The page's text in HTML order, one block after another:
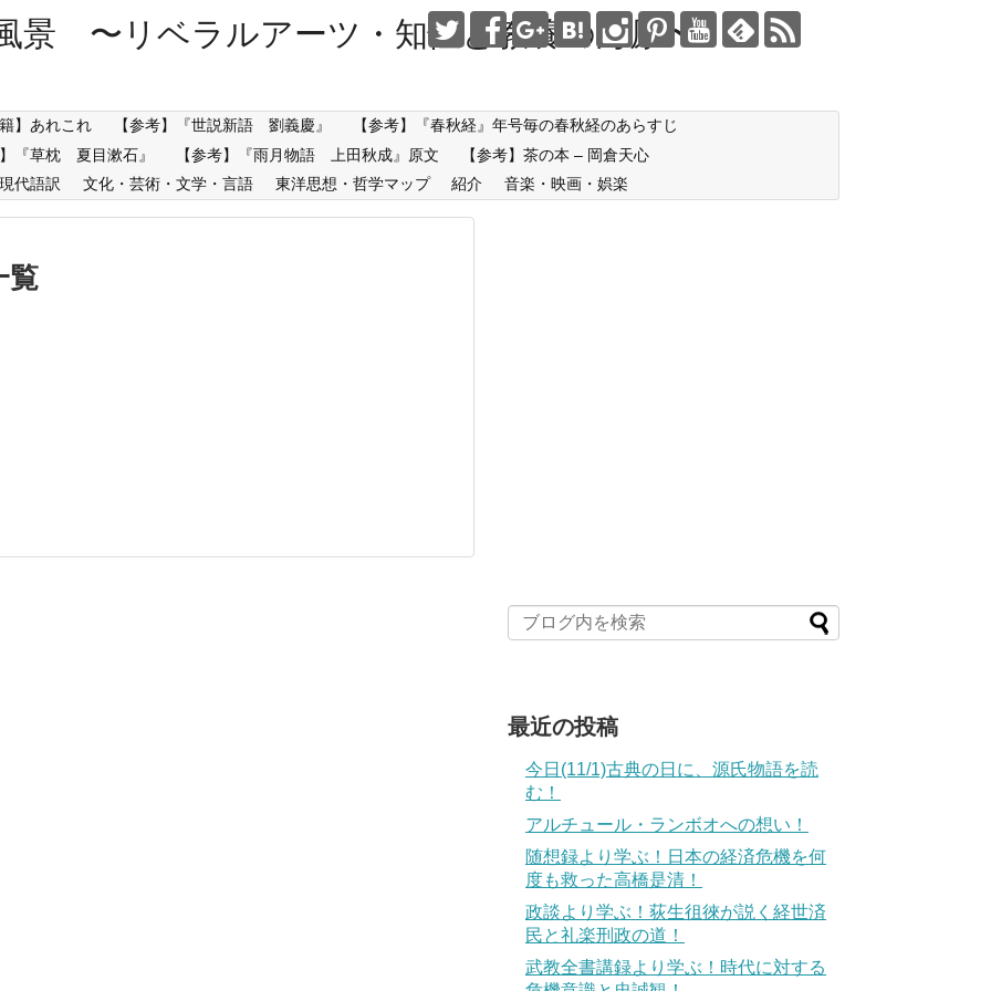
景 〜リベラルアーツ・知性と教養の海原〜
籍】あれこれ 【参考】『世説新語 劉義慶』
【参考】『春秋経』年号毎の春秋経のあらすじ
】『草枕 夏目漱石』 【参考】『雨月物語 上田秋成』原文
【参考】茶の本 – 岡倉天心
代語訳 文化・芸術・文学・言語 東洋思想・哲学マップ 紹介 音楽・映画・娯楽
覧
最近の投稿
今日(11/1)古典の日に、源氏物語を読
む！
アルチュール・ランボオへの想い！
随想録より学ぶ！日本の経済危機を何
度も救った高橋是清！
政談より学ぶ！荻生徂徠が説く経世済
民と礼楽刑政の道！
武教全書講録より学ぶ！時代に対する